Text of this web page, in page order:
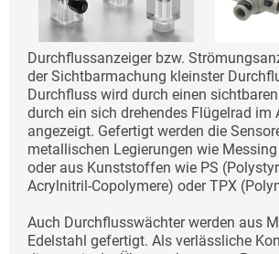
Durchflussanzeiger bzw.
der Sichtbarmachung kleinster
Durchfluss wird durch einen
durch ein sich drehendes Flügelrad im
angezeigt. Gefertigt werden die
metallischen Legierungen wie
oder aus Kunststoffen wie PS
Acrylnitril-Copolymere) oder TPX
Auch Durchflusswächter werden aus
Edelstahl gefertigt. Als verlässliche